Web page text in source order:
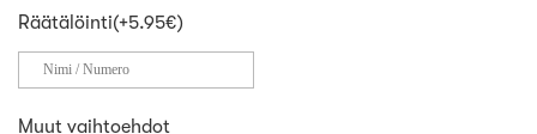
Räätälöinti(+5.95€)
Muut vaihtoehdot